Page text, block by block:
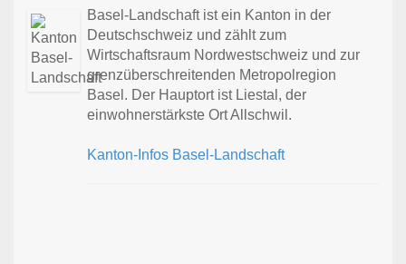
Basel-Landschaft ist ein Kanton in der
Deutschschweiz und zählt zum
Wirtschaftsraum Nordwestschweiz und zur
grenzüberschreitenden Metropolregion
Basel. Der Hauptort ist Liestal, der
einwohnerstärkste Ort Allschwil.
Kanton-Infos Basel-Landschaft